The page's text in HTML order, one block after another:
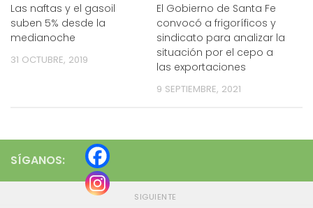
Las naftas y el gasoil
suben 5% desde la
medianoche
31 OCTUBRE, 2019
El Gobierno de Santa Fe
convocó a frigoríficos y
sindicato para analizar la
situación por el cepo a
las exportaciones
9 SEPTIEMBRE, 2021
SÍGANOS:
SIGUIENTE